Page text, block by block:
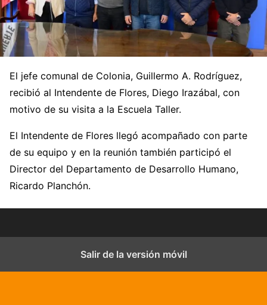
El jefe comunal de Colonia, Guillermo A. Rodríguez,
recibió al Intendente de Flores, Diego Irazábal, con
motivo de su visita a la Escuela Taller.
El Intendente de Flores llegó acompañado con parte
de su equipo y en la reunión también participó el
Director del Departamento de Desarrollo Humano,
Ricardo Planchón.
Salir de la versión móvil